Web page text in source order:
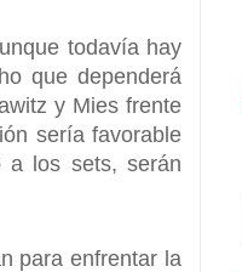
todavía hay
que dependerá
y Mies frente
sería favorable
a los sets, serán
para enfrentar la